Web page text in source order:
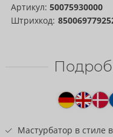
Артикул: 50075930000
Штрихкод:
товару
Мастурбатор в стиле